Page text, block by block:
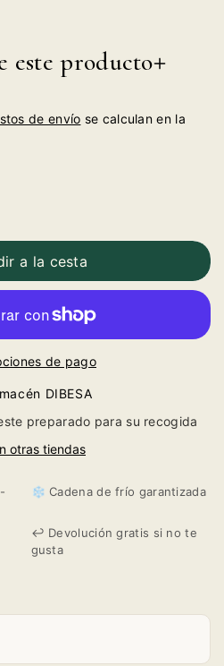
este producto
de envío se calculan en la
a la cesta
de pago
DIBESA
preparado para su recogida
otras tiendas
❄️ Cadena de frío garantizada
↩️ Devolución gratis si no te
gusta